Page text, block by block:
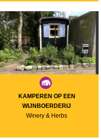
KAMPEREN OP EEN
WIJNBOERDERIJ
Winery & Herbs